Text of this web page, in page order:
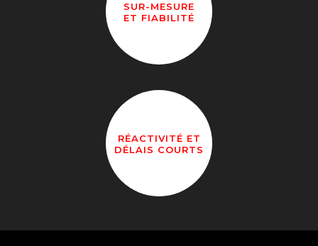
SUR-MESURE
ET FIABILITÉ
RÉACTIVITÉ ET
DÉLAIS COURTS